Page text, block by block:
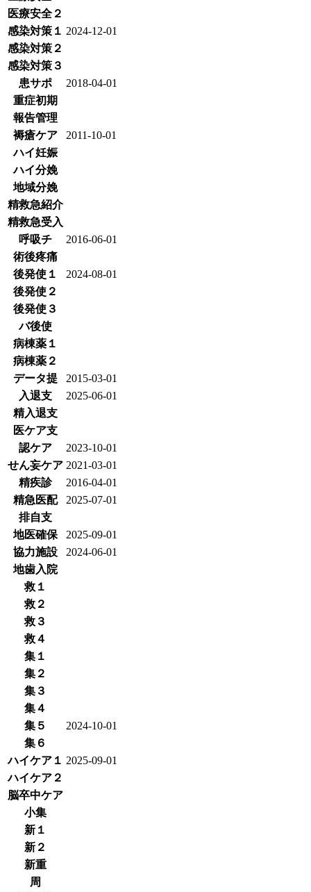
医療安全２
感染対策１ 2024-12-01
感染対策２
感染対策３
患サポ
2018-04-01
重症初期
報告管理
褥瘡ケア
2011-10-01
ハイ妊娠
ハイ分娩
地域分娩
精救急紹介
精救急受入
呼吸チ
2016-06-01
術後疼痛
後発使１
2024-08-01
後発使２
後発使３
バ後使
病棟薬１
病棟薬２
データ提
2015-03-01
入退支
2025-06-01
精入退支
医ケア支
認ケア
2023-10-01
せん妄ケア 2021-03-01
精疾診
2016-04-01
精急医配
2025-07-01
排自支
地医確保
2025-09-01
協力施設
2024-06-01
地歯入院
救１
救２
救３
救４
集１
集２
集３
集４
集５
2024-10-01
集６
ハイケア１ 2025-09-01
ハイケア２
脳卒中ケア
小集
新１
新２
新重
周